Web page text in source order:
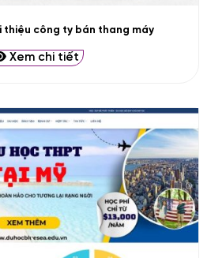
thiệu công ty bán thang máy
Xem chi tiết